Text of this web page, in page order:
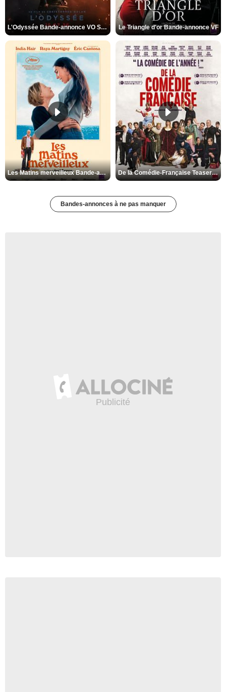
L'Odyssée Bande-annonce VO STFR Le Triangle d'or Bande-annonce VF
Les Matins merveilleux Bande-annonce VF De la Comédie-Française Teaser VF
Bandes-annonces à ne pas manquer